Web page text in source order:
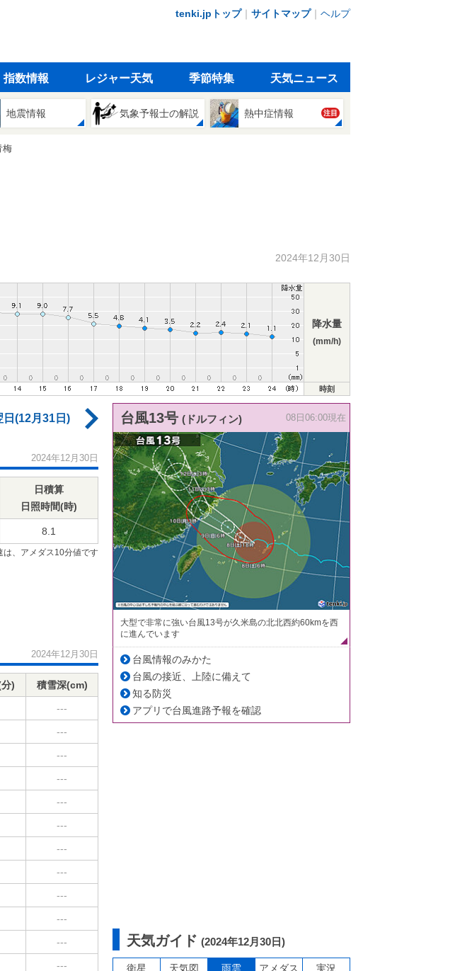
tenki.jpトップ｜ サイトマップ｜ ヘルプ
指数情報 レジャー天気 季節特集 天気ニュース
地震情報 気象予報士の解説 熱中症情報 注目
梅
2024年12月30日
降水量
(mm/h)
時刻
日(12月31日)
2024年12月30日
日積算
日照時間(時)
8.1
、アメダス10分値です
2024年12月30日
) 積雪深(cm)
---
---
---
---
---
---
---
---
---
---
---
---
台風13号 (ドルフィン) 08日06:00現在
大型で非常に強い台風13号が久米島の北北西約60kmを西
に進んでいます
台風情報のみかた
台風の接近、上陸に備えて
知る防災
アプリで台風進路予報を確認
天気ガイド (2024年12月30日)
衛星 天気図 雨雲 アメダス 実況